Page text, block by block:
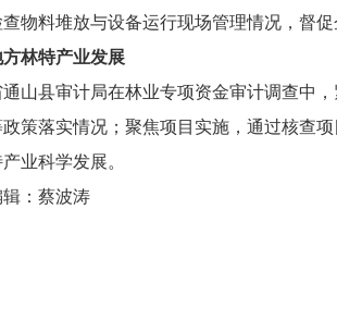
物料堆放与设备运行现场管理情况，督
方林特产业发展
山县审计局在林业专项资金审计调查中
策落实情况；聚焦项目实施，通过核查
业科学发展。
：蔡波涛